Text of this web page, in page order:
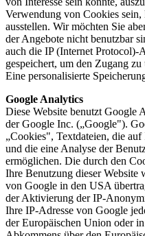
Verwendung von Cookies
ausstellen. Wir möchten Sie
der Angebote nicht benutzbar
auch die IP (Internet Protocol)-
gespeichert, um den Zugang
Eine personalisierte
Google Analytics
Diese Website benutzt Google
der Google Inc. („Google").
„Cookies", Textdateien, die
und die eine Analyse der
ermöglichen. Die durch den
Ihre Benutzung dieser Website
von Google in den USA
der Aktivierung der IP-
Ihre IP-Adresse von Google
der Europäischen Union oder